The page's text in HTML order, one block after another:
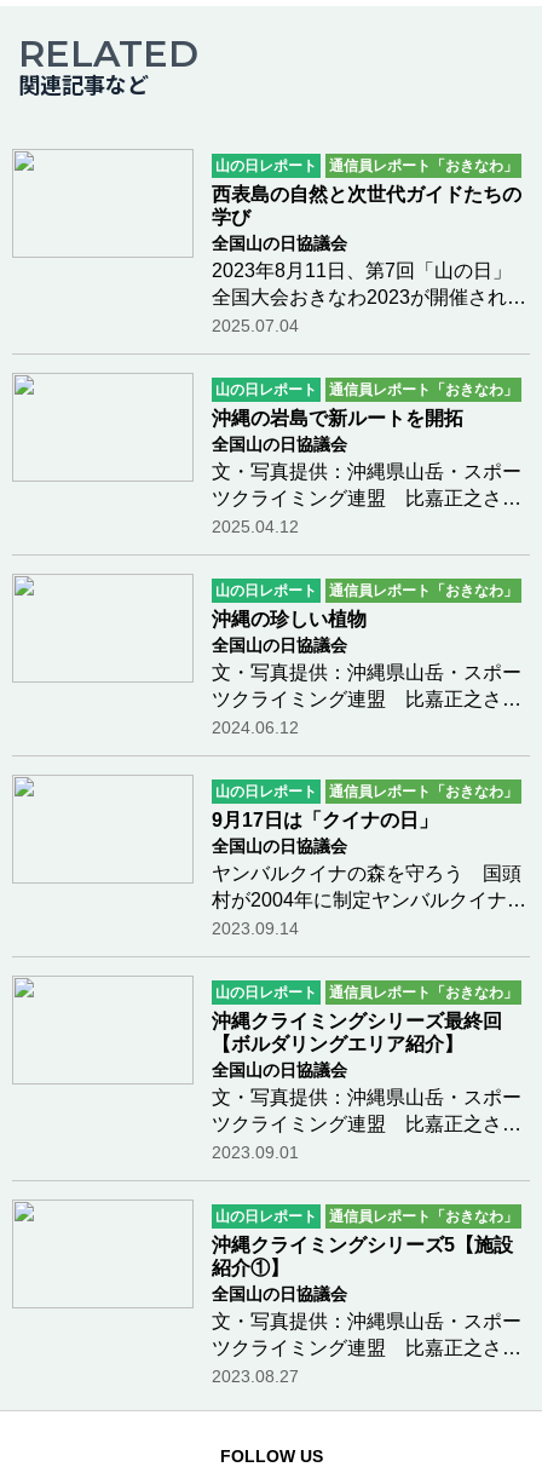
RELATED
関連記事など
山の日レポート 通信員レポート「おきなわ」
西表島の自然と次世代ガイドたちの
学び
全国山の日協議会
2023年8月11日、第7回「山の日」
全国大会おきなわ2023が開催されま
した。開催地のひとつである竹富
町・西表島では、訪れた方々に、世
界遺産にも登録された多様性豊かな
自然を体験していただくため、地元
ガイドによるトレイ…つづきを読む
2025.07.04
山の日レポート 通信員レポート「おきなわ」
沖縄の岩島で新ルートを開拓
全国山の日協議会
文・写真提供：沖縄県山岳・スポー
ツクライミング連盟 比嘉正之さん
沖縄の比嘉正之さんより、岩島で新
ルート開拓のレポートです！カヤッ
クで漕ぐ距離は2kmくらいで、行き
は風や潮流に乗って30分、帰りは逆
らって50分ぐらい…つづきを読む
2025.04.12
山の日レポート 通信員レポート「おきなわ」
沖縄の珍しい植物
全国山の日協議会
文・写真提供：沖縄県山岳・スポー
ツクライミング連盟 比嘉正之さん
比嘉正之さんが雨の日に歩かれた、
沖縄での珍しい植物をご紹介しま
す。
2024.06.12
山の日レポート 通信員レポート「おきなわ」
9月17日は「クイナの日」
全国山の日協議会
ヤンバルクイナの森を守ろう 国頭
村が2004年に制定ヤンバルクイナを
はじめとした希少な野生動植物が生
息する沖縄島北部の森林地帯「やん
ばる」。それらの豊かな自然と文化
を守るために、国頭村は9月17日を
「クイナの日」と…つづきを読む
2023.09.14
山の日レポート 通信員レポート「おきなわ」
沖縄クライミングシリーズ最終回
【ボルダリングエリア紹介】
全国山の日協議会
文・写真提供：沖縄県山岳・スポー
ツクライミング連盟 比嘉正之さん
海を背景にキノコ岩を登れば写真映
えする。肌に刺す日差しが痛いが岩
陰は涼しい。内地の冬場は厳しいけ
ど、沖縄のボルダーは冬がベストシ
ーズン。岩量に…つづきを読む
2023.09.01
山の日レポート 通信員レポート「おきなわ」
沖縄クライミングシリーズ5【施設
紹介①】
全国山の日協議会
文・写真提供：沖縄県山岳・スポー
ツクライミング連盟 比嘉正之さん
店舗閉鎖やマスク着用などコロナ禍
てきています。食レポで「おいし
2023.08.27
FOLLOW US